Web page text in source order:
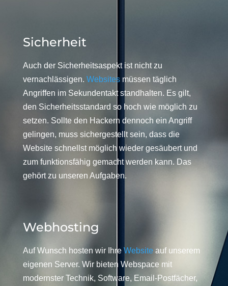
Sicherheit
Auch der Sicherheitsaspekt ist nicht zu
vernachlässigen. Websitesmüssen täglich
Angriffen im Sekundentakt standhalten. Es gilt,
den Sicherheitsstandard so hoch wie möglich zu
setzen. Sollte den Hackern dennoch ein Angriff
gelingen, muss sichergestellt sein, dass die
Website schnellst möglich wieder gesäubert und
zum funktionsfähig gemacht werden kann. Das
gehört zu unseren Aufgaben.
Webhosting
Auf Wunsch hosten wir Ihre Website auf unserem
eigenen Server. Wir bieten Webspace mit
modernster Technik, Software, Email-Postfächer,